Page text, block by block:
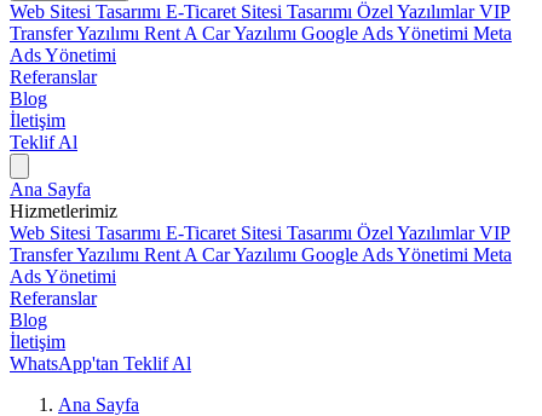
Web Sitesi Tasarımı E-Ticaret Sitesi Tasarımı Özel YazılımlarVIP
Transfer Yazılımı Rent A Car Yazılımı Google Ads Yönetimi Meta
Ads Yönetimi
Referanslar
Blog
İletişim
Teklif Al
Ana Sayfa
Hizmetlerimiz
Web Sitesi Tasarımı E-Ticaret Sitesi Tasarımı Özel YazılımlarVIP
Transfer Yazılımı Rent A Car Yazılımı Google Ads Yönetimi Meta
Ads Yönetimi
Referanslar
Blog
İletişim
WhatsApp'tan Teklif Al
Ana Sayfa